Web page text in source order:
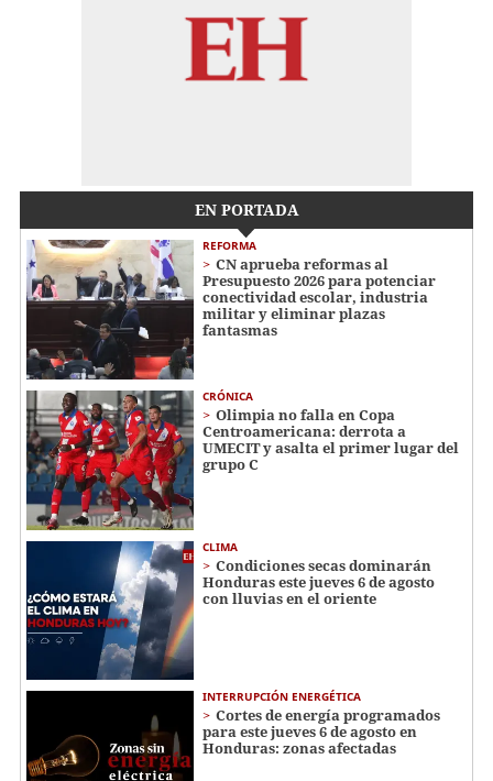
EN PORTADA
REFORMA
CN aprueba reformas al
Presupuesto 2026 para potenciar
conectividad escolar, industria
militar y eliminar plazas
fantasmas
CRÓNICA
Olimpia no falla en Copa
Centroamericana: derrota a
UMECIT y asalta el primer lugar del
grupo C
CLIMA
Condiciones secas dominarán
Honduras este jueves 6 de agosto
con lluvias en el oriente
INTERRUPCIÓN ENERGÉTICA
Cortes de energía programados
para este jueves 6 de agosto en
Honduras: zonas afectadas